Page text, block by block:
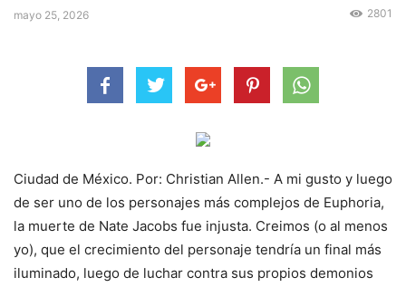
mayo 25, 2026 2801
Ciudad de México. Por: Christian Allen.- A mi gusto y luego
de ser uno de los personajes más complejos de Euphoria,
la muerte de Nate Jacobs fue injusta. Creimos (o al menos
yo), que el crecimiento del personaje tendría un final más
iluminado, luego de luchar contra sus propios demonios